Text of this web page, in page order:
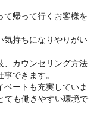
て帰って行くお客様を
気持ちになりやりがい
、カウンセリング方法
できます。
ートも充実していま
ても働きやすい環境で